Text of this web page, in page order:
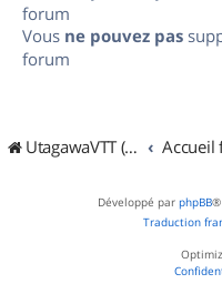
forum
Vous ne pouvez pas
forum
UtagawaVTT (Randos VTT et VTTAE avec traces GPS) Accueil
Développé par phpBB®
Traduction